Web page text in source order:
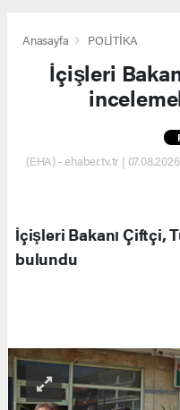
Anasayfa POLİTİKA
İçişleri
(EHA) - ehaber.tv.tr |
İçişleri Bakanı Çiftçi,
bulundu